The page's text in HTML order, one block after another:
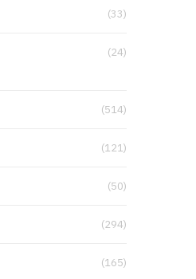
(33)
(24)
(514)
(121)
(50)
(294)
(165)